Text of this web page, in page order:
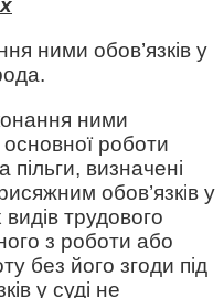
ними обов’язків у
ними
основної роботи
пільги, визначені
обов’язків у
видів трудового
з роботи або
без його згоди під
у суді не